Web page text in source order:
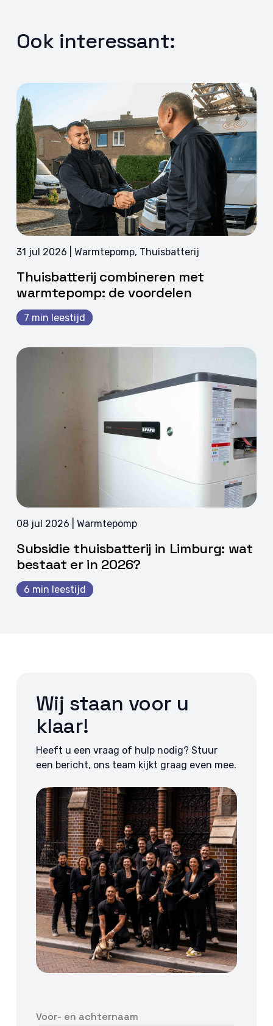
Ook interessant:
31 jul 2026 | Warmtepomp, Thuisbatterij
Thuisbatterij combineren met
warmtepomp: de voordelen
7 min leestijd
08 jul 2026 | Warmtepomp
Subsidie thuisbatterij in Limburg: wat
bestaat er in 2026?
6 min leestijd
Wij staan voor u
klaar!
Heeft u een vraag of hulp nodig? Stuur
een bericht, ons team kijkt graag even mee.
Voor- en achternaam